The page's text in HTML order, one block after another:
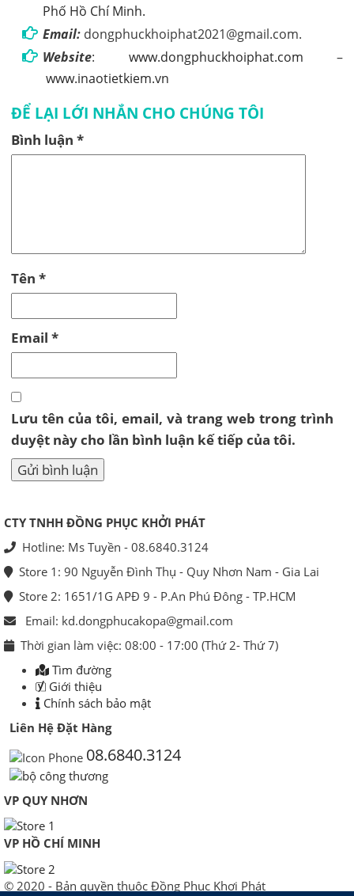
Phố Hồ Chí Minh.
Email: dongphuckhoiphat2021@gmail.com.
Website: www.dongphuckhoiphat.com –
www.inaotietkiem.vn
ĐỂ LẠI LỚI NHẮN CHO CHÚNG TÔI
Bình luận*
Tên*
Email*
Lưu tên của tôi, email, và trang web trong trình
duyệt này cho lần bình luận kế tiếp của tôi.
CTY TNHH ĐỒNG PHỤC KHỞI PHÁT
Hotline: Ms Tuyền - 08.6840.3124
Store 1: 90 Nguyễn Đình Thụ - Quy Nhơn Nam - Gia Lai
Store 2: 1651/1G APĐ 9 - P.An Phú Đông - TP.HCM
Email: kd.dongphucakopa@gmail.com
Thời gian làm việc: 08:00 - 17:00 (Thứ 2- Thứ 7)
Tìm đường
Giới thiệu
Chính sách bảo mật
Liên Hệ Đặt Hàng
08.6840.3124
VP QUY NHƠN
VP HỒ CHÍ MINH
© 2020 - Bản quyền thuộc Đồng Phục Khơi Phát